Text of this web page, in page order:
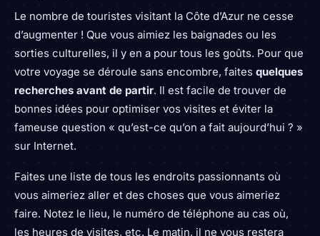
Le nombre de touristes visitant la Côte d’Azur ne cesse
d’augmenter ! Que vous aimiez les baignades ou les
sorties culturelles, il y en a pour tous les goûts. Pour que
votre voyage se déroule sans encombre, faites quelques
recherches avant de partir. Il est facile de trouver de
bonnes idées pour optimiser vos visites et éviter la
fameuse question « qu’est-ce qu’on a fait aujourd’hui ? »
sur Internet.
Faites une liste de tous les endroits passionnants où
vous aimeriez aller et des choses que vous aimeriez
faire. Notez le lieu, le numéro de téléphone au cas où,
les heures de visites, etc. Le matin, il ne vous restera